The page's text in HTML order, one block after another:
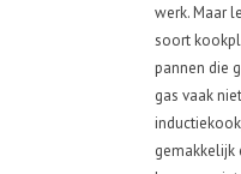
werk. Maar
soort
pannen die
gas vaak
gemakkelijk